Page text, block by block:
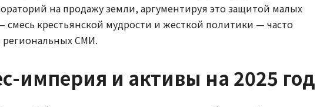
на продажу земли, аргументируя это защитой малых
смесь крестьянской мудрости и жесткой политики — часто
региональных СМИ.
империя и активы на 2025 год